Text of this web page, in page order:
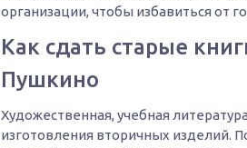
организации, чтобы избавиться от
Как сдать старые
Пушкино
Художественная, учебная
изготовления вторичных изделий.